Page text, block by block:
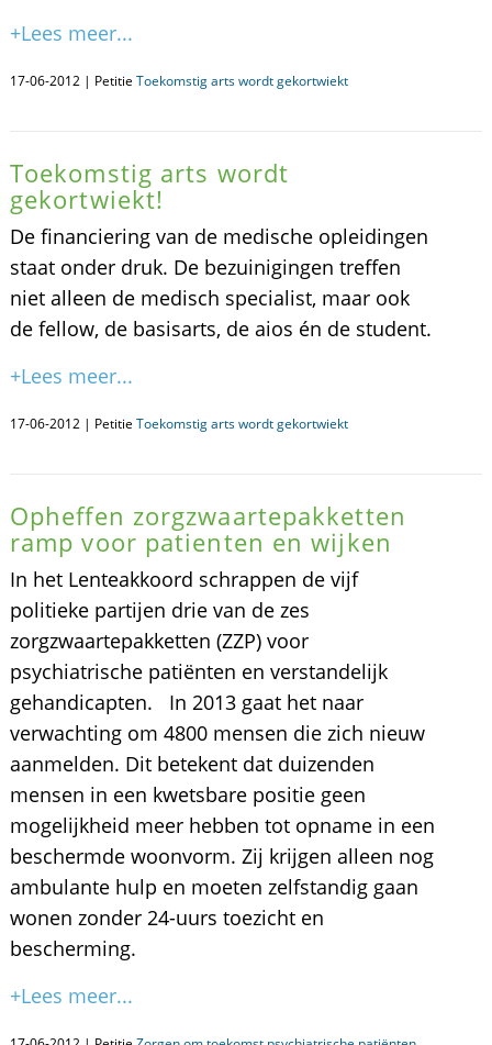
+Lees meer...
17-06-2012 | Petitie Toekomstig arts wordt gekortwiekt
Toekomstig arts wordt
gekortwiekt!
De financiering van de medische opleidingen
staat onder druk. De bezuinigingen treffen
niet alleen de medisch specialist, maar ook
de fellow, de basisarts, de aios én de student.
+Lees meer...
17-06-2012 | Petitie Toekomstig arts wordt gekortwiekt
Opheffen zorgzwaartepakketten
ramp voor patienten en wijken
In het Lenteakkoord schrappen de vijf
politieke partijen drie van de zes
zorgzwaartepakketten (ZZP) voor
psychiatrische patiënten en verstandelijk
gehandicapten. In 2013 gaat het naar
verwachting om 4800 mensen die zich nieuw
aanmelden. Dit betekent dat duizenden
mensen in een kwetsbare positie geen
mogelijkheid meer hebben tot opname in een
beschermde woonvorm. Zij krijgen alleen nog
ambulante hulp en moeten zelfstandig gaan
wonen zonder 24-uurs toezicht en
bescherming.
+Lees meer...